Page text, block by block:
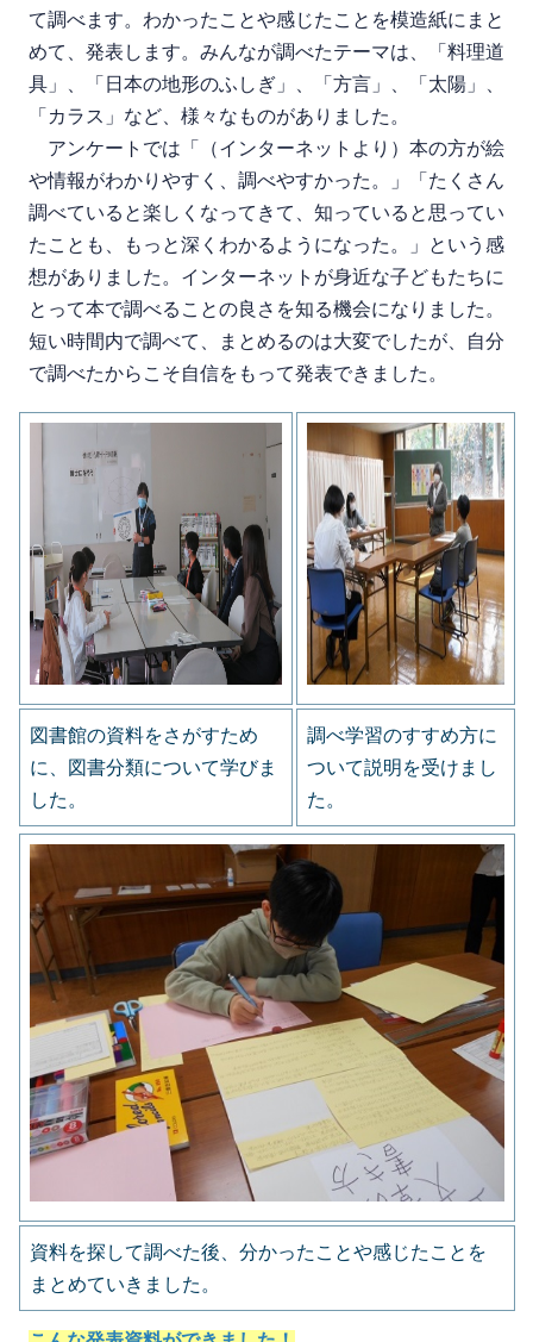
て調べます。わかったことや感じたことを模造紙にまと
めて、発表します。みんなが調べたテーマは、「料理道
具」、「日本の地形のふしぎ」、「方言」、「太陽」、
「カラス」など、様々なものがありました。
アンケートでは「（インターネットより）本の方が絵
や情報がわかりやすく、調べやすかった。」「たくさん
調べていると楽しくなってきて、知っていると思ってい
たことも、もっと深くわかるようになった。」という感
想がありました。インターネットが身近な子どもたちに
とって本で調べることの良さを知る機会になりました。
短い時間内で調べて、まとめるのは大変でしたが、自分
で調べたからこそ自信をもって発表できました。
図書館の資料をさがすため
に、図書分類について学びま
した。
調べ学習のすすめ方に
ついて説明を受けまし
た。
資料を探して調べた後、分かったことや感じたことを
まとめていきました。